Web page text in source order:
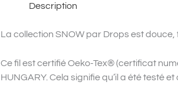
Description
La collection SNOW par Drops est douce,
Ce fil est certifié Oeko-Tex® (certificat
HUNGARY. Cela signifie qu’il a été testé